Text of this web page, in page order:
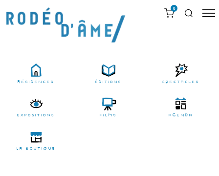
0
résidences Éditions Spectacles
EXPOSITIONS films agenda
LA BOUTIQUE